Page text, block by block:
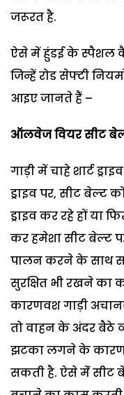
जरूरत है.
ऐसे में हुंडई के स्पैशल
जिन्हें रोड सेफ्टी
आइए जानते हैं –
ऑलवेज वियर सीट
गाड़ी में चाहे शार्ट
ड्राइव पर, सीट बेल्ट
ड्राइव कर रहे हों या
कर हमेशा सीट बेल्ट
पालन करने के साथ
सुरक्षित भी रखने का
कारणवश गाड़ी
तो वाहन के अंदर बैठे
झटका लगने के कारण
सकती है. ऐसे मेंं सीट